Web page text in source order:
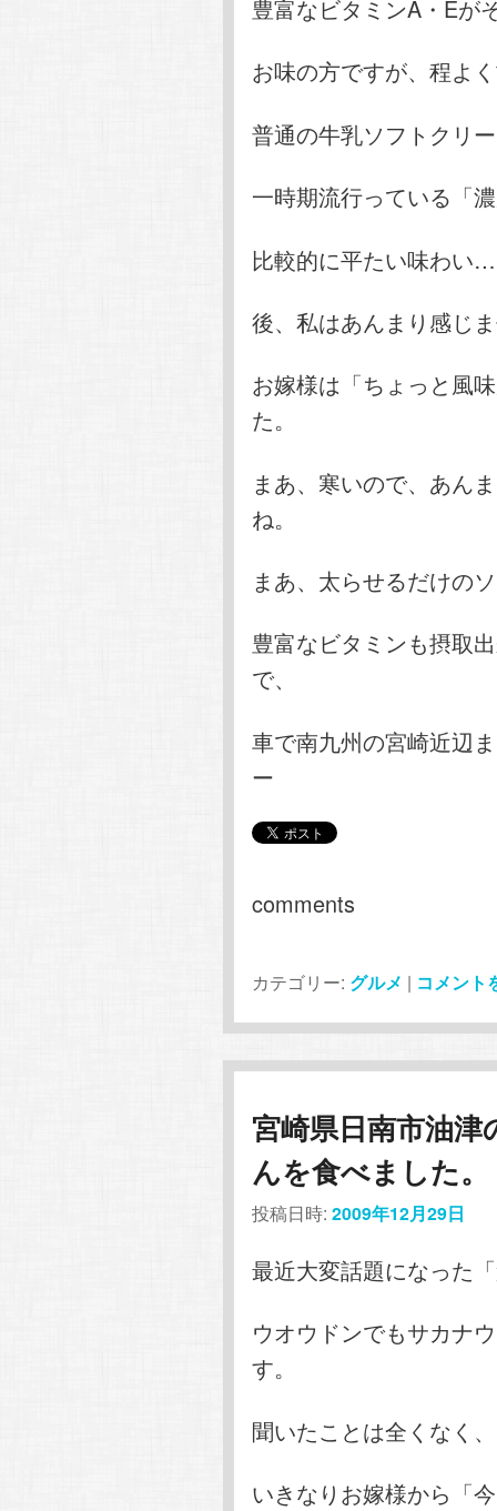
豊富なビタミンA・Eが
お味の方ですが、程よ
普通の牛乳ソフトクリ
一時期流行っている「
比較的に平たい味わい
後、私はあんまり感じ
お嫁様は「ちょっと風
た。
まあ、寒いので、あん
ね。
まあ、太らせるだけの
豊富なビタミンも摂取
で、
車で南九州の宮崎近辺
ー
comments
カテゴリー: グルメ | コメント
宮崎県日南市油
んを食べました。
投稿日時: 2009年12月29日
最近大変話題になった
ウオウドンでもサカナ
す。
聞いたことは全くなく、
いきなりお嫁様から「